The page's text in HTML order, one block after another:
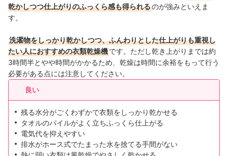
乾かしつつ仕上がりのふっくら感も得られるのが強みといえま
す。
洗濯物をしっかり乾かしつつ、ふんわりとした仕上がりも重視し
たい人におすすめの衣類乾燥機です。ただし乾き上がりまでは約
3時間半とやや時間がかかるため、乾燥は時間に余裕をもって行う
必要がある点には注意してください。
良い
残る水分がごくわずかで衣類をしっかり乾かせる
タオルのパイルがよく立ちふっくら仕上がる
電気代を抑えやすい
排水がホース式でたまった水を捨てる手間がない